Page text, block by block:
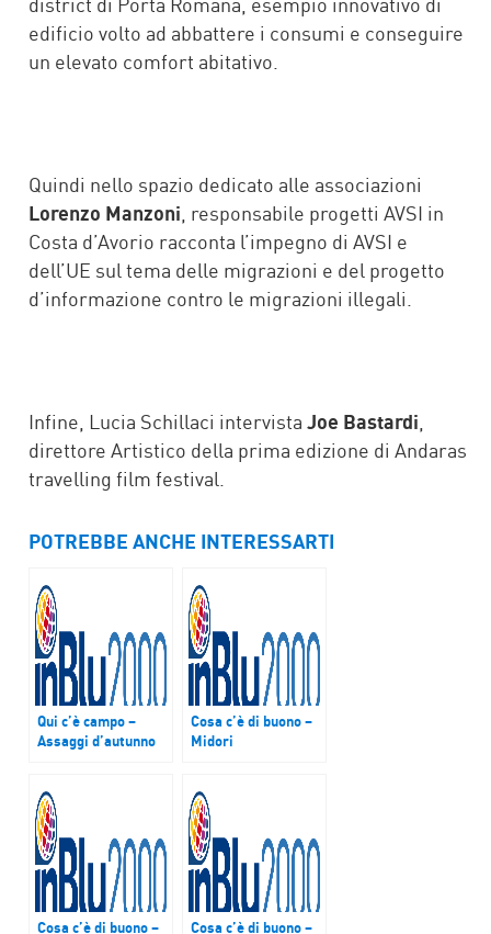
edificio volto ad abbattere i consumi e conseguire
un elevato comfort abitativo.
Quindi nello spazio dedicato alle associazioni
Lorenzo Manzoni , responsabile progetti AVSI in
Costa d’Avorio racconta l’impegno di AVSI e
dell’UE sul tema delle migrazioni e del progetto
d’informazione contro le migrazioni illegali.
Infine, Lucia Schillaci intervista Joe Bastardi
direttore Artistico della prima edizione di Andaras
travelling film festival.
POTREBBE ANCHE INTERESSARTI
Qui c’è campo –
Assaggi d’autunno
Cosa c’è di buono –
Midori
Cosa c’è di buono –
Cosa c’è di buono –